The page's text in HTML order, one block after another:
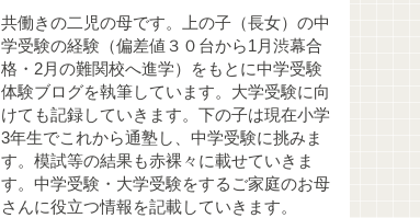
共働きの二児の母です。上の子（長女）の中
学受験の経験（偏差値３０台から1月渋幕合
格・2月の難関校へ進学）をもとに中学受験
体験ブログを執筆しています。大学受験に向
けても記録していきます。下の子は現在小学
3年生でこれから通塾し、中学受験に挑みま
す。模試等の結果も赤裸々に載せていきま
す。中学受験・大学受験をするご家庭のお母
さんに役立つ情報を記載していきます。